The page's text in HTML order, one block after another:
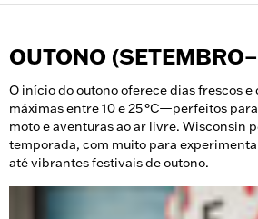
OUTONO
O início do outono oferece dias frescos e
máximas entre 10 e 25 °C—perfeitos
moto e aventuras ao ar livre. Wisconsin
temporada, com muito para
até vibrantes festivais de outono.